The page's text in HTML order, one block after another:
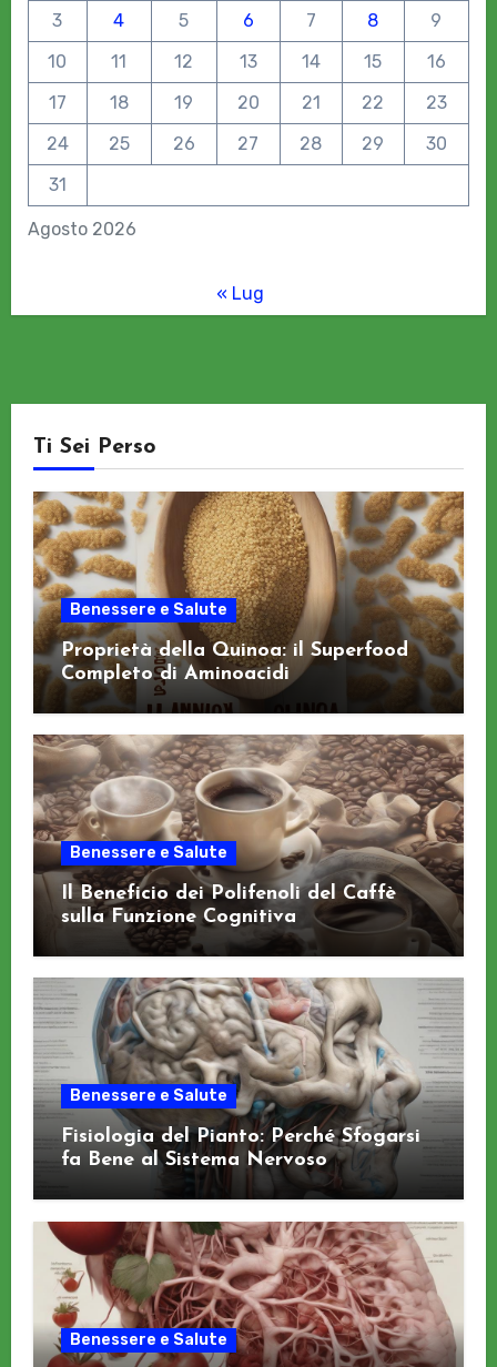
Agosto 2026
3
4 5 6 7 8
9
10
11 12 13 14 15
16
17
18 19 20 21 22
23
24
25 26 27 28 29
30
31
« Lug
Ti Sei Perso
Benessere e Salute
Proprietà della Quinoa: il Superfood
Completo di Aminoacidi
Benessere e Salute
Il Beneficio dei Polifenoli del Caffè
sulla Funzione Cognitiva
Benessere e Salute
Fisiologia del Pianto: Perché Sfogarsi
fa Bene al Sistema Nervoso
Benessere e Salute